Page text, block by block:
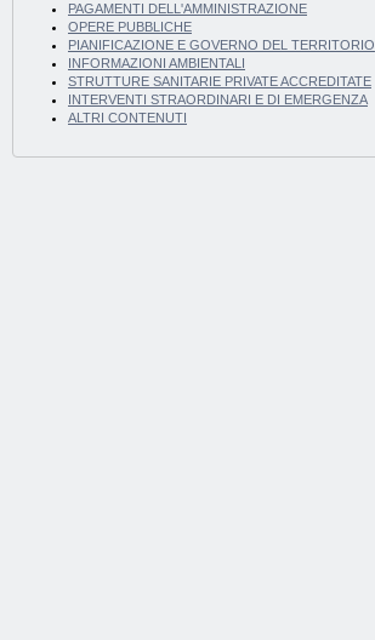
PAGAMENTI DELL'AMMINISTRAZIONE
OPERE PUBBLICHE
PIANIFICAZIONE E GOVERNO DEL TERRITORIO
INFORMAZIONI AMBIENTALI
STRUTTURE SANITARIE PRIVATE ACCREDITATE
INTERVENTI STRAORDINARI E DI EMERGENZA
ALTRI CONTENUTI